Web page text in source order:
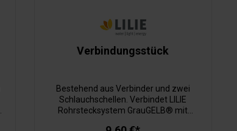
Verbindungsstück
Bestehend aus Verbinder und zwei
Schlauchschellen. Verbindet LILIE
Rohrstecksystem GrauGELB® mit